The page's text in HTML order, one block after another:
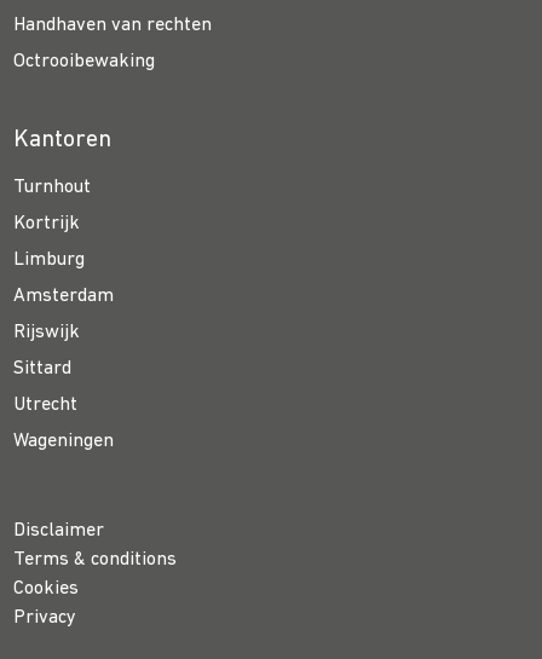
Handhaven van rechten
Octrooibewaking
Kantoren
Turnhout
Kortrijk
Limburg
Amsterdam
Rijswijk
Sittard
Utrecht
Wageningen
Disclaimer
Terms & conditions
Cookies
Privacy